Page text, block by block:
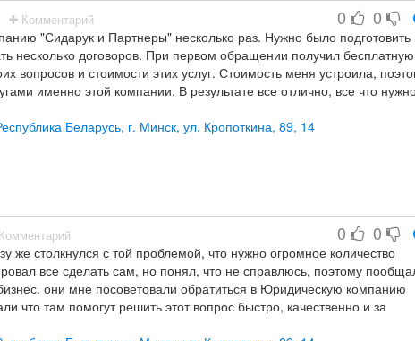
Комментарий 0 0
"Сидарук и Партнеры" несколько раз. Нужно было подготовить
несколько договоров. При первом обращении получил бесплатную
вопросов и стоимости этих услуг. Стоимость меня устроила,
именно этой компании. В результате все отлично, все что
постоянно напоминали мне о последующих необходимых
друзьям.
Беларусь, г. Минск, ул. Кропоткина, 89, 14
Комментарий 0 0
же столкнулся с той проблемой, что нужно огромное количество
все сделать сам, но понял, что не справлюсь, поэтому
они мне посоветовали обратиться в Юридическую компанию
что там помогут решить этот вопрос быстро, качественно и за
знакомых, я подьехал в эту юр компанию, и действительно